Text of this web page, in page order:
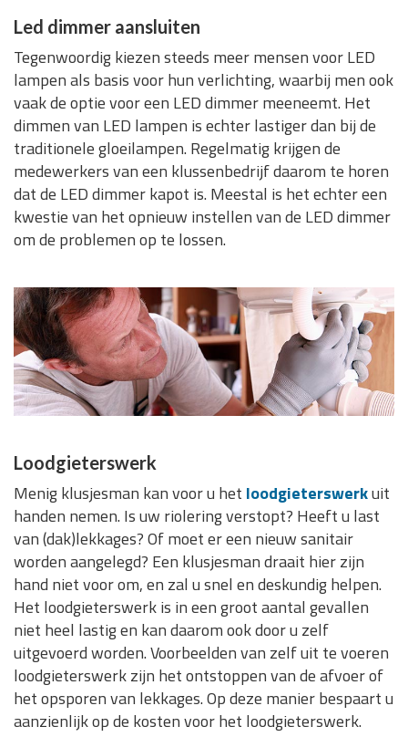
Led dimmer aansluiten
Tegenwoordig kiezen steeds meer mensen voor LED
lampen als basis voor hun verlichting, waarbij men ook
vaak de optie voor een LED dimmer meeneemt. Het
dimmen van LED lampen is echter lastiger dan bij de
traditionele gloeilampen. Regelmatig krijgen de
medewerkers van een klussenbedrijf daarom te horen
dat de LED dimmer kapot is. Meestal is het echter een
kwestie van het opnieuw instellen van de LED dimmer
om de problemen op te lossen.
Loodgieterswerk
Menig klusjesman kan voor u het loodgieterswerkuit
handen nemen. Is uw riolering verstopt? Heeft u last
van (dak)lekkages? Of moet er een nieuw sanitair
worden aangelegd? Een klusjesman draait hier zijn
hand niet voor om, en zal u snel en deskundig helpen.
Het loodgieterswerk is in een groot aantal gevallen
niet heel lastig en kan daarom ook door u zelf
uitgevoerd worden. Voorbeelden van zelf uit te voeren
loodgieterswerk zijn het ontstoppen van de afvoer of
het opsporen van lekkages. Op deze manier bespaart u
aanzienlijk op de kosten voor het loodgieterswerk.